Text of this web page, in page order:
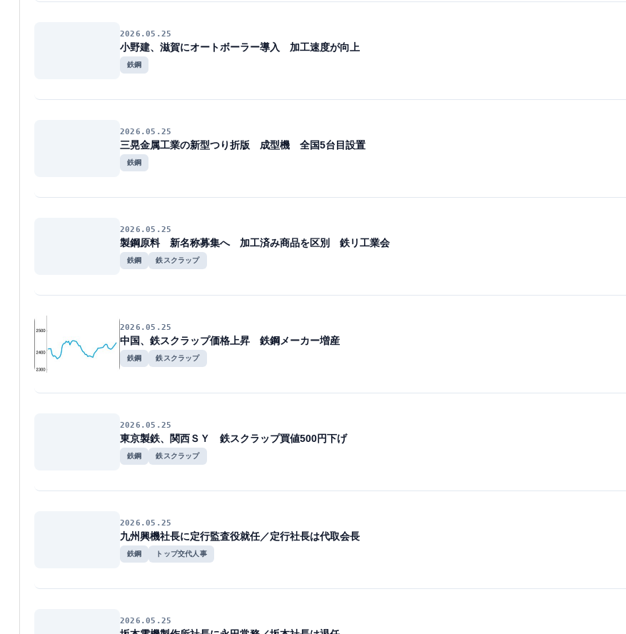
2026.05.25
小野建、滋賀にオートボーラー導入 加工速度が向上
鉄鋼
2026.05.25
三晃金属工業の新型つり折版 成型機 全国5台目設置
鉄鋼
2026.05.25
製鋼原料 新名称募集へ 加工済み商品を区別 鉄リ工業会
鉄鋼 鉄スクラップ
2026.05.25
中国、鉄スクラップ価格上昇 鉄鋼メーカー増産
鉄鋼 鉄スクラップ
2026.05.25
東京製鉄、関西ＳＹ 鉄スクラップ買値500円下げ
鉄鋼 鉄スクラップ
2026.05.25
九州興機社長に定行監査役就任／定行社長は代取会長
鉄鋼 トップ交代人事
2026.05.25